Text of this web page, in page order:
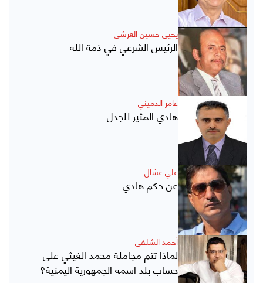
يحيى حسين العرشي
الرئيس الشرعي في ذمة الله
عامر الدميني
هادي المثير للجدل
علي عشال
عن حكم هادي
أحمد الشلفي
لماذا تتم مجاملة محمد الغيثي على
حساب بلد اسمه الجمهورية اليمنية؟